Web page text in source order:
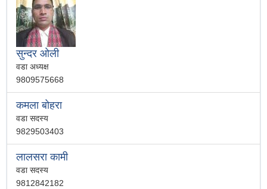
सुन्दर ओली
वडा अध्यक्ष
9809575668
कमला बोहरा
वडा सदस्य
9829503403
लालसरा कामी
वडा सदस्य
9812842182